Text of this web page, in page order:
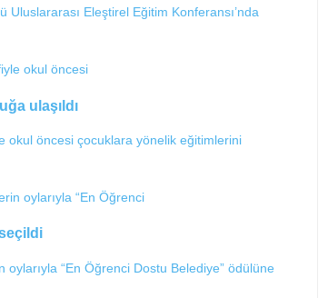
Eleştirel Eğitim Konferansı’nda
ulaşıldı
okul öncesi çocuklara yönelik eğitimlerini
oylarıyla “En Öğrenci Dostu Belediye” ödülüne